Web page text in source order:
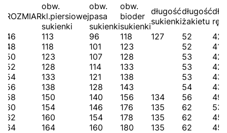
ROZMIAR
obw.
kl.piersiowej
sukienki
obw.
pasa
sukienki
obw.
bioder
sukienki
długość
sukienki
długość
żakietu
46
113 96 118 127 52
42
48
118 101 123 52
41
50
123 107 128 53
42
52
128 114 133 53
42
54
133 121 138 53
43
56
138 128 143 54
43
58
150 140 156 134 56
49
60
154 146 176 135 62
53
62
160 154 178 135 62
45
64
164 160 180 135 62 45